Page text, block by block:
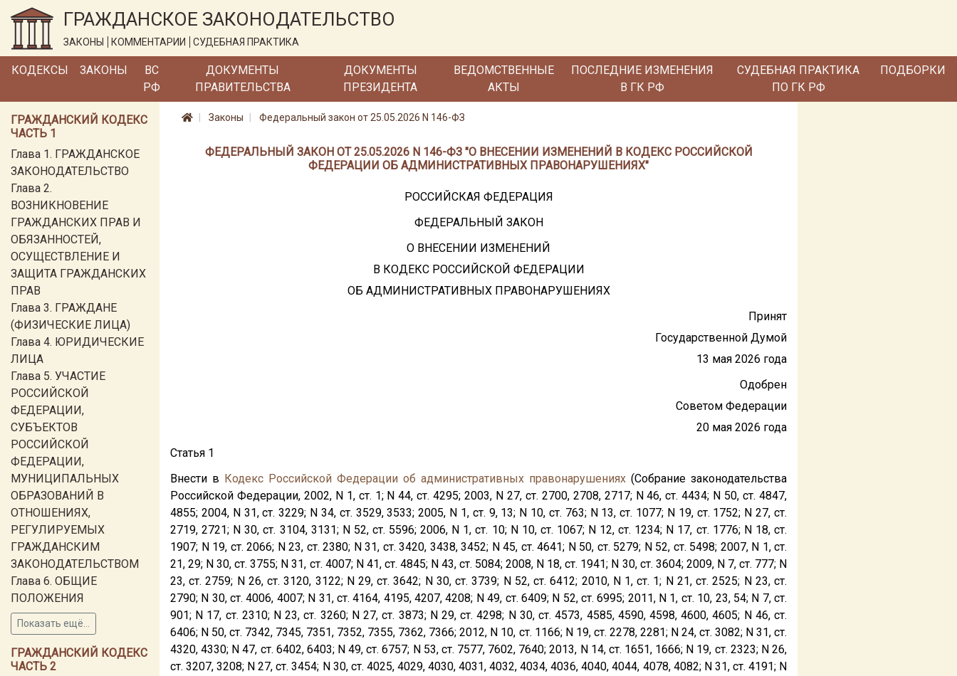
ГРАЖДАНСКОЕ ЗАКОНОДАТЕЛЬСТВО
ЗАКОНЫ КОММЕНТАРИИ СУДЕБНАЯ ПРАКТИКА
КОДЕКСЫ ЗАКОНЫ
ВС
РФ
ДОКУМЕНТЫ
ПРАВИТЕЛЬСТВА
ДОКУМЕНТЫ
ПРЕЗИДЕНТА
ВЕДОМСТВЕННЫЕ
АКТЫ
ПОСЛЕДНИЕ ИЗМЕНЕНИЯ
В ГК РФ
СУДЕБНАЯ ПРАКТИКА
ПО ГК РФ
ПОДБОРКИ
ГРАЖДАНСКИЙ КОДЕКС
ЧАСТЬ 1
Глава 1. ГРАЖДАНСКОЕ
ЗАКОНОДАТЕЛЬСТВО
Глава 2.
ВОЗНИКНОВЕНИЕ
ГРАЖДАНСКИХ ПРАВ И
ОБЯЗАННОСТЕЙ,
ОСУЩЕСТВЛЕНИЕ И
ЗАЩИТА ГРАЖДАНСКИХ
ПРАВ
Глава 3. ГРАЖДАНЕ
(ФИЗИЧЕСКИЕ ЛИЦА)
Глава 4. ЮРИДИЧЕСКИЕ
ЛИЦА
Глава 5. УЧАСТИЕ
РОССИЙСКОЙ
ФЕДЕРАЦИИ,
СУБЪЕКТОВ
РОССИЙСКОЙ
ФЕДЕРАЦИИ,
МУНИЦИПАЛЬНЫХ
ОБРАЗОВАНИЙ В
ОТНОШЕНИЯХ,
РЕГУЛИРУЕМЫХ
ГРАЖДАНСКИМ
ЗАКОНОДАТЕЛЬСТВОМ
Глава 6. ОБЩИЕ
ПОЛОЖЕНИЯ
Показать ещё...
ГРАЖДАНСКИЙ КОДЕКС
ЧАСТЬ 2
Законы Федеральный закон от 25.05.2026 N 146-ФЗ
ФЕДЕРАЛЬНЫЙ ЗАКОН ОТ 25.05.2026 N 146-ФЗ "О ВНЕСЕНИИ ИЗМЕНЕНИЙ В КОДЕКС РОССИЙСКОЙ
ФЕДЕРАЦИИ ОБ АДМИНИСТРАТИВНЫХ ПРАВОНАРУШЕНИЯХ"
РОССИЙСКАЯ ФЕДЕРАЦИЯ
ФЕДЕРАЛЬНЫЙ ЗАКОН
О ВНЕСЕНИИ ИЗМЕНЕНИЙ
В КОДЕКС РОССИЙСКОЙ ФЕДЕРАЦИИ
ОБ АДМИНИСТРАТИВНЫХ ПРАВОНАРУШЕНИЯХ
Принят
Государственной Думой
13 мая 2026 года
Одобрен
Советом Федерации
20 мая 2026 года
Статья 1
Внести в Кодекс Российской Федерации об административных правонарушениях (Собрание законодательства
Российской Федерации, 2002, N 1, ст. 1; N 44, ст. 4295; 2003, N 27, ст. 2700, 2708, 2717; N 46, ст. 4434; N 50, ст. 4847,
4855; 2004, N 31, ст. 3229; N 34, ст. 3529, 3533; 2005, N 1, ст. 9, 13; N 10, ст. 763; N 13, ст. 1077; N 19, ст. 1752; N 27, ст.
2719, 2721; N 30, ст. 3104, 3131; N 52, ст. 5596; 2006, N 1, ст. 10; N 10, ст. 1067; N 12, ст. 1234; N 17, ст. 1776; N 18, ст.
1907; N 19, ст. 2066; N 23, ст. 2380; N 31, ст. 3420, 3438, 3452; N 45, ст. 4641; N 50, ст. 5279; N 52, ст. 5498; 2007, N 1, ст.
21, 29; N 30, ст. 3755; N 31, ст. 4007; N 41, ст. 4845; N 43, ст. 5084; 2008, N 18, ст. 1941; N 30, ст. 3604; 2009, N 7, ст. 777; N
23, ст. 2759; N 26, ст. 3120, 3122; N 29, ст. 3642; N 30, ст. 3739; N 52, ст. 6412; 2010, N 1, ст. 1; N 21, ст. 2525; N 23, ст.
2790; N 30, ст. 4006, 4007; N 31, ст. 4164, 4195, 4207, 4208; N 49, ст. 6409; N 52, ст. 6995; 2011, N 1, ст. 10, 23, 54; N 7, ст.
901; N 17, ст. 2310; N 23, ст. 3260; N 27, ст. 3873; N 29, ст. 4298; N 30, ст. 4573, 4585, 4590, 4598, 4600, 4605; N 46, ст.
6406; N 50, ст. 7342, 7345, 7351, 7352, 7355, 7362, 7366; 2012, N 10, ст. 1166; N 19, ст. 2278, 2281; N 24, ст. 3082; N 31, ст.
4320, 4330; N 47, ст. 6402, 6403; N 49, ст. 6757; N 53, ст. 7577, 7602, 7640; 2013, N 14, ст. 1651, 1666; N 19, ст. 2323; N 26,
ст. 3207, 3208; N 27, ст. 3454; N 30, ст. 4025, 4029, 4030, 4031, 4032, 4034, 4036, 4040, 4044, 4078, 4082; N 31, ст. 4191; N